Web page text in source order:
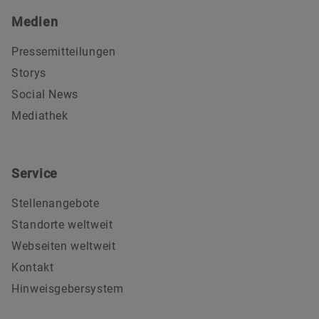
Hauptversammlung in einem Redebeitrag
Elektronisch zu der Versammlung zugeschalteten
Aktionären steht in der Versammlung ein
Rederecht im Wege der Videokommunikation zu.
Anträge und Wahlvorschläge, Fragen und
Hauptversammlung auch ihr Auskunftsrecht im
Wege der Videokommunikation wahrnehmen und
Medien
Pressemitteilungen
Storys
Social News
Mediathek
Service
Stellenangebote
Standorte weltweit
Webseiten weltweit
Kontakt
Hinweisgebersystem